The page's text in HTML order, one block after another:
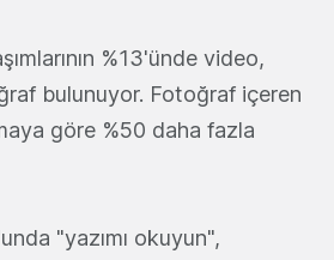
%13'ünde video,
bulunuyor. Fotoğraf içeren
göre %50 daha fazla
"yazımı okuyun",